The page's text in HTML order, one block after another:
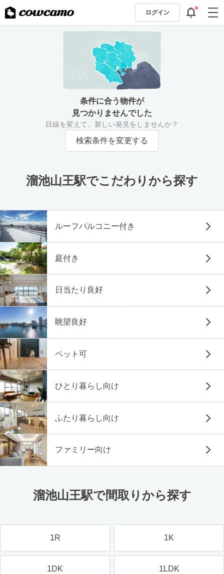
ログイン
条件に合う物件が
見つかりませんでした
目線を変えて、新しい発見をしませんか？
検索条件を変更する
溜池山王駅でこだわりから探す
ルーフバルコニー付き
庭付き
日当たり良好
眺望良好
ペット可
ひとり暮らし向け
ふたり暮らし向け
ファミリー向け
溜池山王駅で間取りから探す
1R 1K
1DK 1LDK